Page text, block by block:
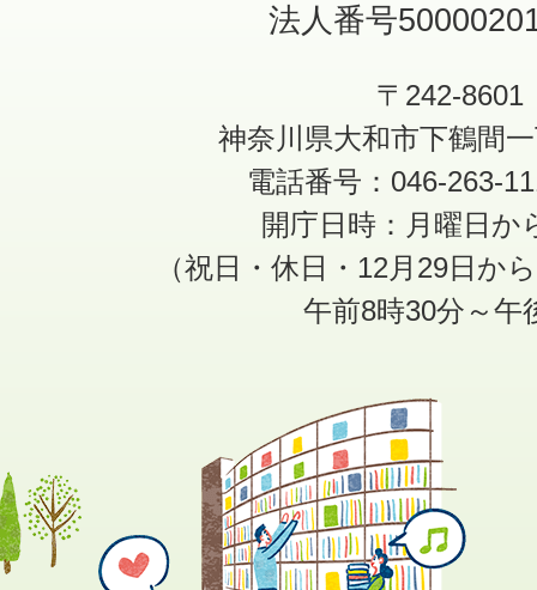
法人番号
〒242-8601
神奈川県大和市下鶴間
電話番号：046-263-
開庁日時：月曜日か
（祝日・休日・12月29日か
午前8時30分～午